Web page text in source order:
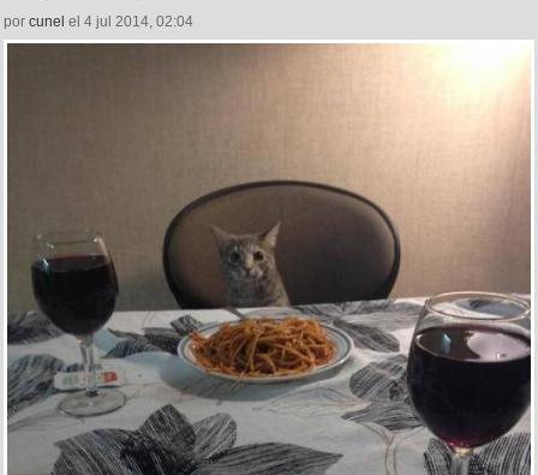
por cunel el 4 jul 2014, 02:04